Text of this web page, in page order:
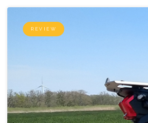
REVIEW